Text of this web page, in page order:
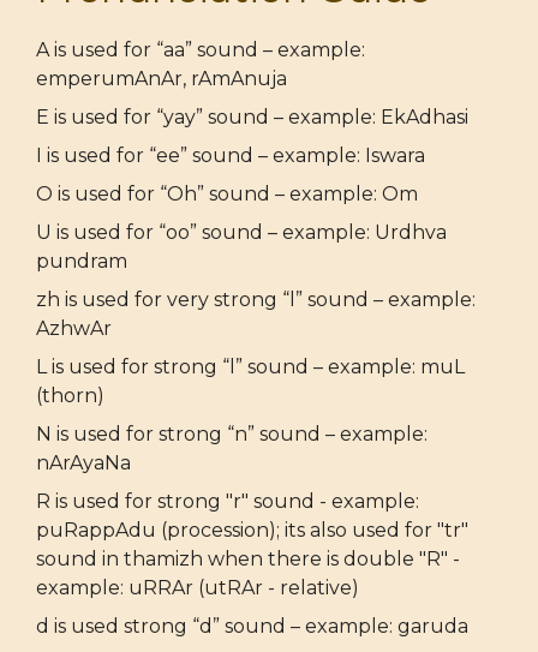
A is used for “aa” sound – example:
emperumAnAr, rAmAnuja
E is used for “yay” sound – example: EkAdhasi
I is used for “ee” sound – example: Iswara
O is used for “Oh” sound – example: Om
U is used for “oo” sound – example: Urdhva
pundram
zh is used for very strong “l” sound – example:
AzhwAr
L is used for strong “l” sound – example: muL
(thorn)
N is used for strong “n” sound – example:
nArAyaNa
R is used for strong "r" sound - example:
puRappAdu (procession); its also used for "tr"
sound in thamizh when there is double "R" -
example: uRRAr (utRAr - relative)
d is used strong “d” sound – example: garuda